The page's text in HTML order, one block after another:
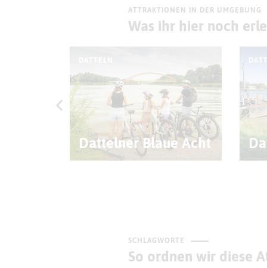
ATTRAKTIONEN IN DER UMGEBUNG
Was ihr hier noch
Dattelner Blaue Acht
SCHLAGWORTE
So ordnen wir diese